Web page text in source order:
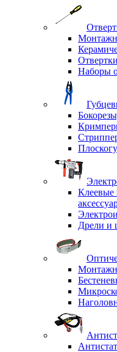
Наборы
Клеевые
Дрели и